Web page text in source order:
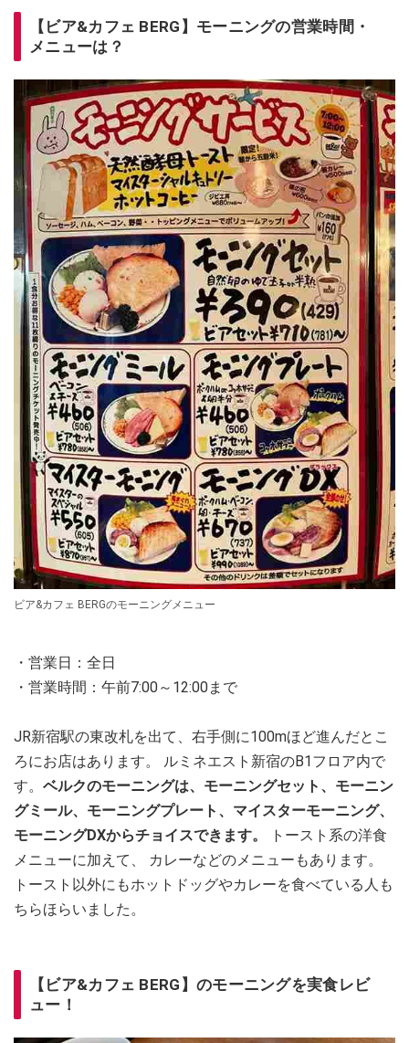
【ビア&カフェ BERG】モーニングの営業時間・
メニューは？
ビア&カフェ BERGのモーニングメニュー
・営業日：全日
・営業時間：午前7:00～12:00まで
JR新宿駅の東改札を出て、右手側に100mほど進んだとこ
ろにお店はあります。 ルミネエスト新宿のB1フロア内で
す。 ベルクのモーニングは、モーニングセット、モーニン
グミール、モーニングプレート、マイスターモーニング、
モーニングDXからチョイスできます。
トースト系の洋食
メニューに加えて、 カレーなどのメニューもあります。
トースト以外にもホットドッグやカレーを食べている人も
ちらほらいました。
【ビア&カフェ BERG】のモーニングを実食レビ
ュー！